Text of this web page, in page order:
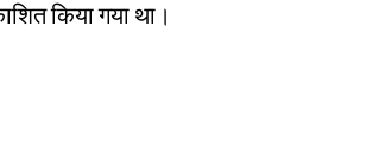
किया गया था।